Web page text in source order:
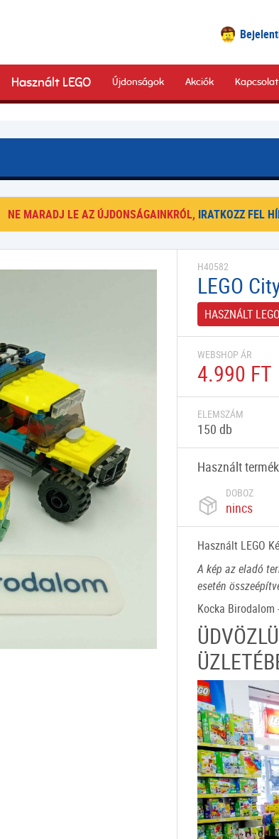
Használt LEGO Újdonságok Akciók Kapcsolat
NE MARADJ LE AZ ÚJDONSÁGAINKRÓL, IRATKOZZ FEL
H40582
LEGO
HASZNÁLT LEGO
WEBSHOP ÁR
4.990 FT
ELEMSZÁM
150 db
Használt
DOBOZ
nincs
Használt LEGO
A kép az eladó
esetén
Kocka Birodalom